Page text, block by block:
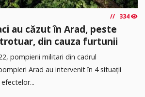
334
au căzut în Arad, peste
din cauza furtunii
pompierii militari din cadrul
Arad au intervenit în 4 situații